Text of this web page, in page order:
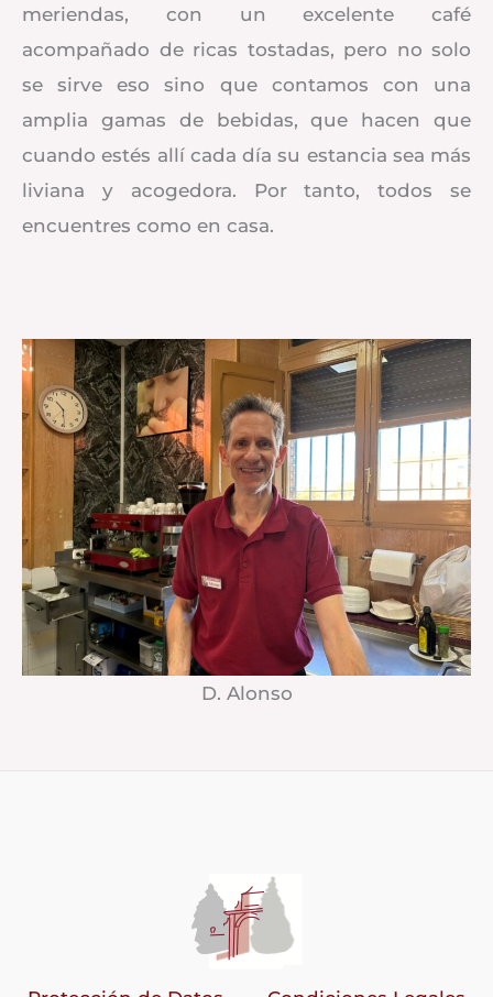
meriendas, con un excelente café
acompañado de ricas tostadas, pero no solo
se sirve eso sino que contamos con una
amplia gamas de bebidas, que hacen que
cuando estés allí cada día su estancia sea más
liviana y acogedora. Por tanto, todos se
encuentres como en casa.
D. Alonso